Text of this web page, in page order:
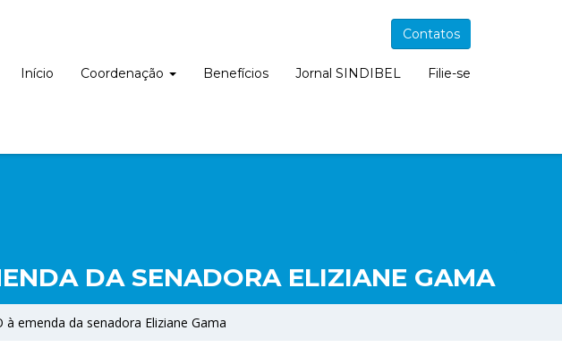
Contatos
Início Coordenação Benefícios Jornal SINDIBEL Filie-se
DA SENADORA ELIZIANE GAMA
emenda da senadora Eliziane Gama